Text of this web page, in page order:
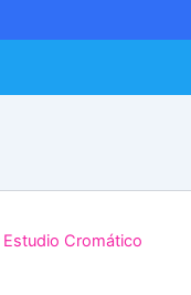
Estudio Cromático